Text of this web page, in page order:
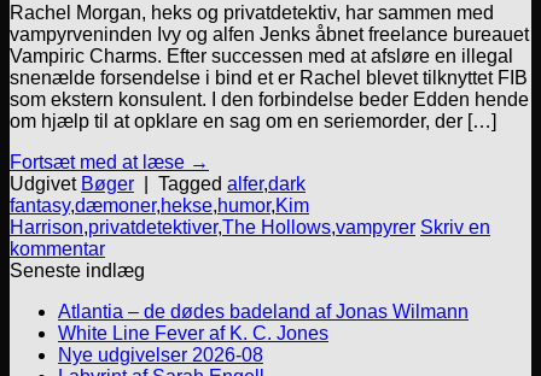
Rachel Morgan, heks og privatdetektiv, har sammen med
vampyrveninden Ivy og alfen Jenks åbnet freelance bureauet
Vampiric Charms. Efter successen med at afsløre en illegal
snenælde forsendelse i bind et er Rachel blevet tilknyttet FIB
som ekstern konsulent. I den forbindelse beder Edden hende
om hjælp til at opklare en sag om en seriemorder, der […]
Fortsæt med at læse →
Udgivet Bøger Tagged alfer,dark
fantasy,dæmoner,hekse,humor,Kim
Harrison,privatdetektiver,The Hollows,vampyrer Skriv en
kommentar
Seneste indlæg
Atlantia – de dødes badeland af Jonas Wilmann
White Line Fever af K. C. Jones
Nye udgivelser 2026-08